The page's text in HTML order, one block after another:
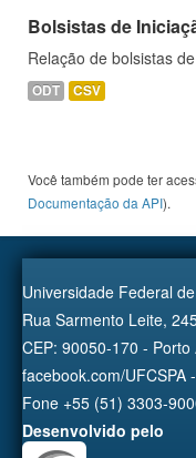
Bolsistas de
Relação de bolsistas
ODT CSV
Você também pode ter
Documentação da API).
Universidade Federal
Rua Sarmento Leite,
CEP: 90050-170 -
facebook.com/UFCSPA
Fone +55 (51) 3303-
Desenvolvido pelo